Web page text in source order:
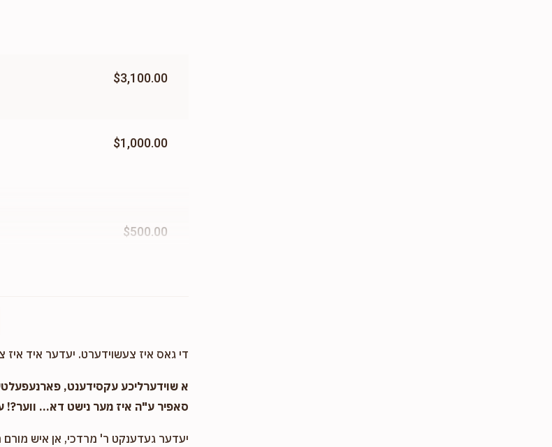
$3,100.00
$1,000.00
$500.00
$360.00
די גאס איז צעשוידערט. יעדער איד איז
א שוידערליכע עקסידענט,
סאפיר ע"ה איז מער נישט דא... ווער?!
יעדער געדענקט ר' מרדכי, אן איש מורם